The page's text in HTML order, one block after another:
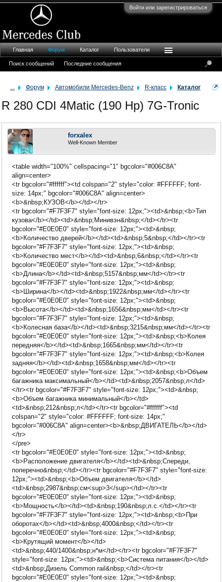
Войти или зарегистрироваться
... Форум Автомобили Mercedes-Benz R-класс Каталог
R 280 CDI 4Matic (190 Hp) 7G-Tronic
forxalex
Well-Known Member
<table width="100%" cellspacing="1" bgcolor="#006C8A"
align=center>
<tr bgcolor="#ffffff"><td colspan="2" style="color: #FFFFFF; font-
size: 14px;" bgcolor="#006C8A" align=center>
<b>&nbsp;КУЗОВ</b></td></tr>
<tr bgcolor="#F7F3F7" style="font-size: 12px;"><td>&nbsp;<b>Тип
кузова</b></td><td>&nbsp;Минивэн&nbsp;</td></tr><tr
bgcolor="#E0E0E0" style="font-size: 12px;"><td>&nbsp;
<b>Количество дверей</b></td><td>&nbsp;5&nbsp;</td></tr><tr
bgcolor="#F7F3F7" style="font-size: 12px;"><td>&nbsp;
<b>Количество мест</b></td><td>&nbsp;6&nbsp;</td></tr><tr
bgcolor="#E0E0E0" style="font-size: 12px;"><td>&nbsp;
<b>Длина</b></td><td>&nbsp;5157&nbsp;мм</td></tr><tr
bgcolor="#F7F3F7" style="font-size: 12px;"><td>&nbsp;
<b>Ширина</b></td><td>&nbsp;1922&nbsp;мм</td></tr><tr
bgcolor="#E0E0E0" style="font-size: 12px;"><td>&nbsp;
<b>Высота</b></td><td>&nbsp;1656&nbsp;мм</td></tr><tr
bgcolor="#F7F3F7" style="font-size: 12px;"><td>&nbsp;
<b>Колесная база</b></td><td>&nbsp;3215&nbsp;мм</td></tr><tr
bgcolor="#E0E0E0" style="font-size: 12px;"><td>&nbsp;<b>Колея
передняя</b></td><td>&nbsp;1665&nbsp;мм</td></tr><tr
bgcolor="#F7F3F7" style="font-size: 12px;"><td>&nbsp;<b>Колея
задняя</b></td><td>&nbsp;1658&nbsp;мм</td></tr><tr
bgcolor="#E0E0E0" style="font-size: 12px;"><td>&nbsp;<b>Объем
багажника максимальный</b></td><td>&nbsp;2057&nbsp;л</td>
</tr><tr bgcolor="#F7F3F7" style="font-size: 12px;"><td>&nbsp;
<b>Объем багажника минимальный</b></td>
<td>&nbsp;212&nbsp;л</td></tr><tr bgcolor="#ffffff"><td
colspan="2" style="color: #FFFFFF; font-size: 14px;"
bgcolor="#006C8A" align=center><b>&nbsp;ДВИГАТЕЛЬ</b></td>
</tr>
</pre>
<tr bgcolor="#E0E0E0" style="font-size: 12px;"><td>&nbsp;
<b>Расположение двигателя</b></td><td>&nbsp;Спереди,
поперечно&nbsp;</td></tr><tr bgcolor="#F7F3F7" style="font-size:
12px;"><td>&nbsp;<b>Объем двигателя</b></td>
<td>&nbsp;2987&nbsp;см<sup>3</sup></td></tr><tr
bgcolor="#E0E0E0" style="font-size: 12px;"><td>&nbsp;
<b>Мощность</b></td><td>&nbsp;190&nbsp;л.с.</td></tr><tr
bgcolor="#F7F3F7" style="font-size: 12px;"><td>&nbsp;<b>При
оборотах</b></td><td>&nbsp;4000&nbsp;</td></tr><tr
bgcolor="#E0E0E0" style="font-size: 12px;"><td>&nbsp;
<b>Крутящий момент</b></td>
<td>&nbsp;440/1400&nbsp;н*м</td></tr><tr bgcolor="#F7F3F7"
style="font-size: 12px;"><td>&nbsp;<b>Система питания</b></td>
<td>&nbsp;Дизель Common rail&nbsp;</td></tr><tr
bgcolor="#E0E0E0" style="font-size: 12px;"><td>&nbsp;
Главная Форум
Поиск сообщений Последние сообщения
Каталог Пользователи